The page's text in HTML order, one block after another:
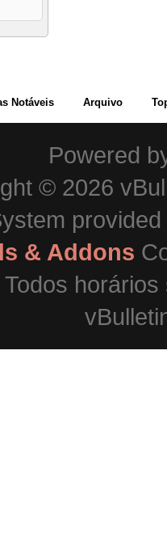
Notáveis Arquivo
Powered
© 2026
& Addons
Todos